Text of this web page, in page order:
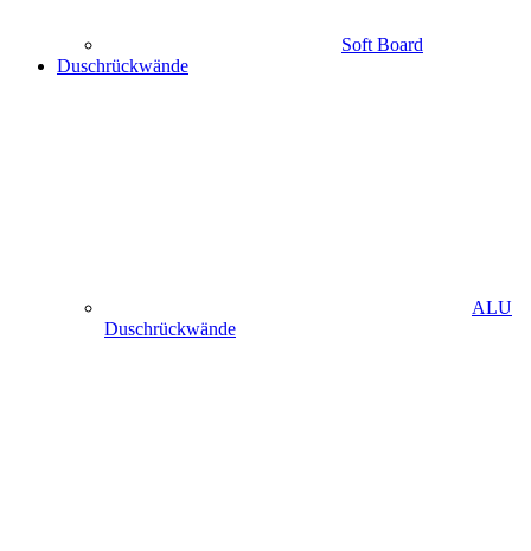
Soft Board
Duschrückwände
ALU
Duschrückwände